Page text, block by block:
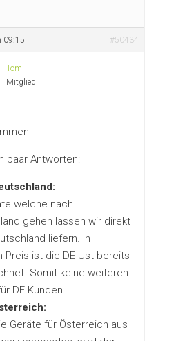
09:15 #50434
Tom
Mitglied
paar Antworten:
welche nach
gehen lassen wir direkt
liefern. In
Preis ist die DE Ust bereits
Somit keine weiteren
DE Kunden.
Geräte für Österreich aus